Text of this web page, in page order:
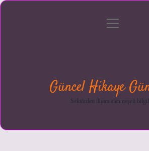
menüyü
Güncel Hikaye
Sektörden ilham alan neşeli